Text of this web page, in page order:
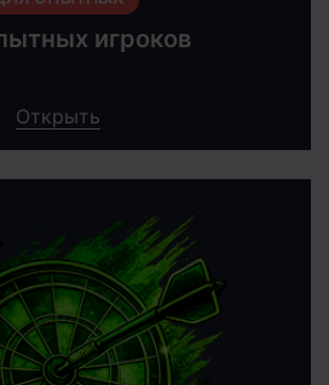
игроков
Открыть